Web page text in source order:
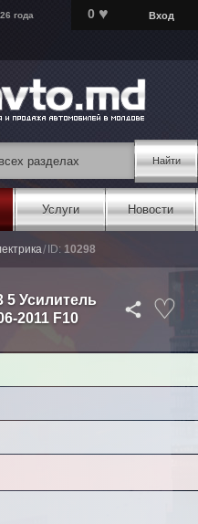
года 0 ♥ Вход
Найти
Услуги Новости
/ ID: 10298
5 Усилитель
2011 F10